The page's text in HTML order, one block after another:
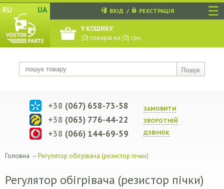
☰
RU UA
Пошук
ВХІД / РЕЄСТРАЦІЯ
У КОШИКУ:
(0) товарів на (0) грн.
ЗАМОВИТИ
ЗВОРОТНIЙ
ДЗВIНОК
+38 (067) 658-73-58
+38 (063) 776-44-22
+38 (066) 144-69-59
Головна – Регулятор обігрівача (резистор пічки)
Регулятор обігрівача (резистор пічки)